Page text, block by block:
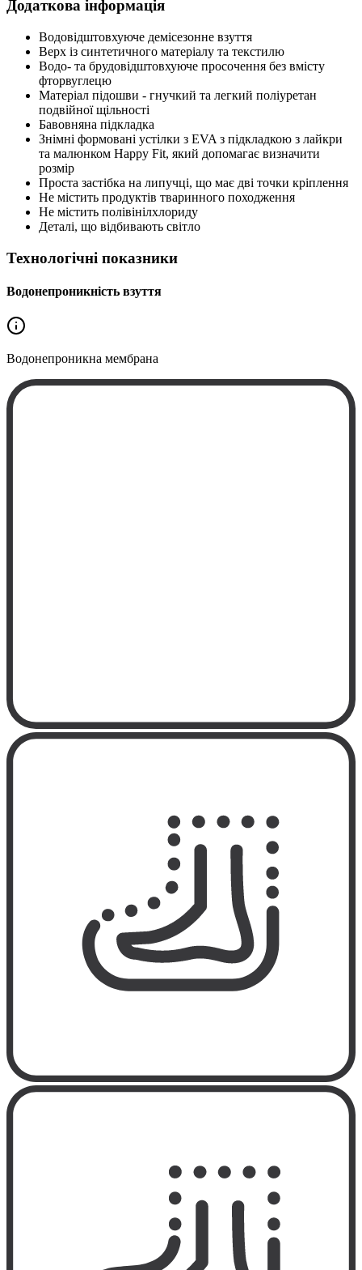
Додаткова інформація
Водовідштовхуюче демісезонне взуття
Верх із синтетичного матеріалу та текстилю
Водо- та брудовідштовхуюче просочення без вмісту
фторвуглецю
Матеріал підошви - гнучкий та легкий поліуретан
подвійної щільності
Бавовняна підкладка
Знімні формовані устілки з EVA з підкладкою з лайкри
та малюнком Happy Fit, який допомагає визначити
розмір
Проста застібка на липучці, що має дві точки кріплення
Не містить продуктів тваринного походження
Не містить полівінілхлориду
Деталі, що відбивають світло
Технологічні показники
Водонепроникність взуття
Водонепроникна мембрана